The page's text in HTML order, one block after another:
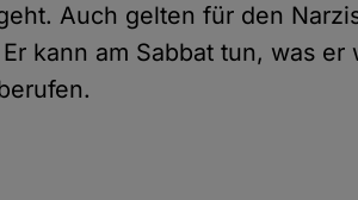
Auch gelten für den
kann am Sabbat tun, was er